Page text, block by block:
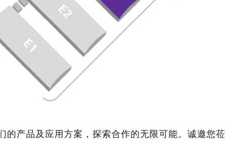
的产品及应用方案，探索合作的无限可能。诚邀您